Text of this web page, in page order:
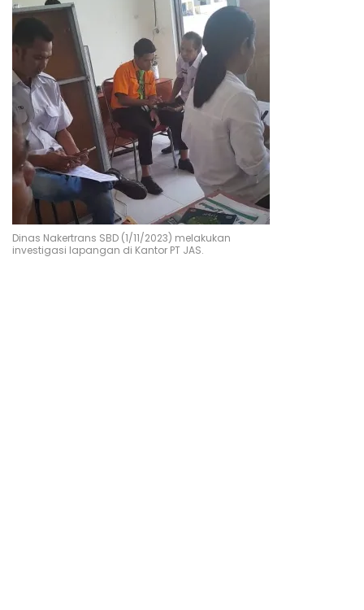
Dinas Nakertrans SBD (1/11/2023) melakukan
investigasi lapangan di Kantor PT JAS.